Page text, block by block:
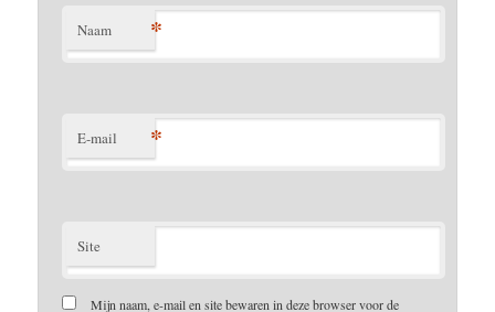
Naam *
E-mail *
Site
Mijn naam, e-mail en site bewaren in deze browser voor de